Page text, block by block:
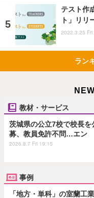
テスト作
ト」リリ
2022.3.25 Fri
ラン
教材・サービス
茨城県の公立7校で校長を
募、教員免許不問…エン
2026.8.7 Fri 19:15
事例
「地方・単科」の室蘭工